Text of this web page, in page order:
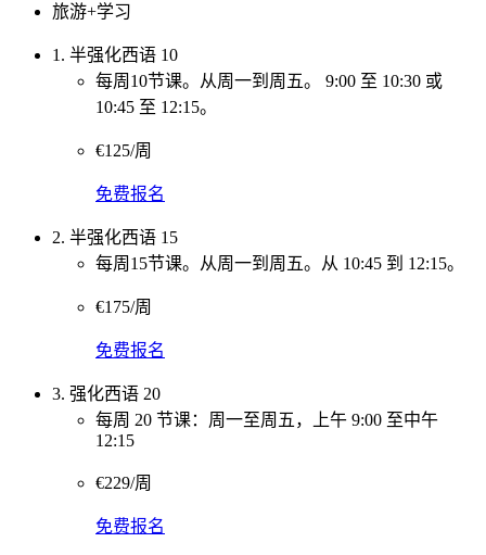
旅游+学习
1. 半强化西语 10
每周10节课。从周一到周五。 9:00 至 10:30 或
10:45 至 12:15。
€125/周
免费报名
2. 半强化西语 15
每周15节课。从周一到周五。从 10:45 到 12:15。
€175/周
免费报名
3. 强化西语 20
每周 20 节课：周一至周五，上午 9:00 至中午
12:15
€229/周
免费报名